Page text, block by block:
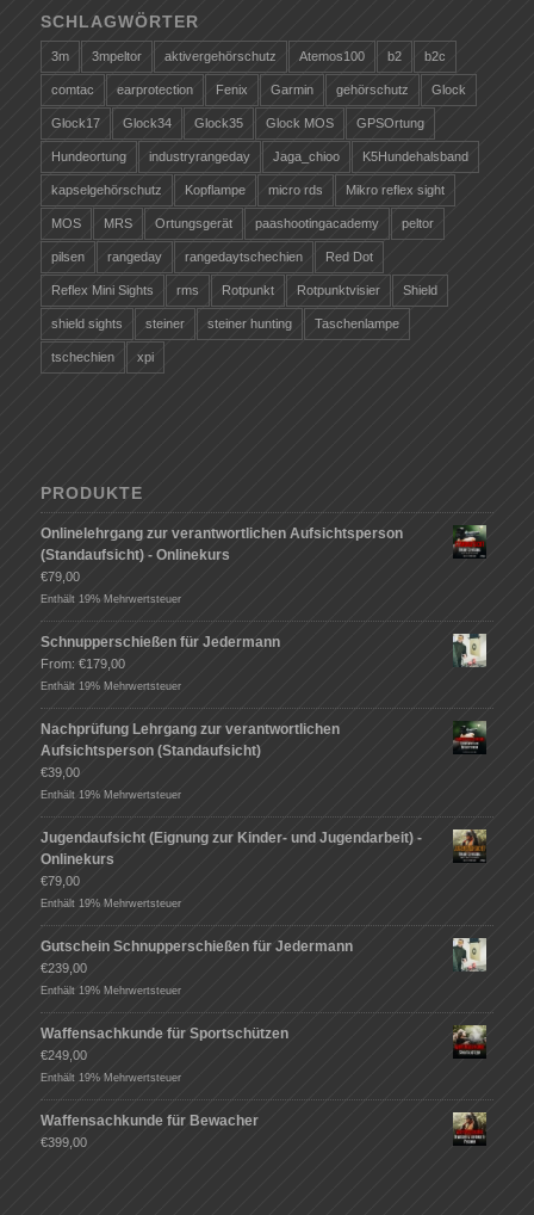
SCHLAGWÖRTER
3m 3mpeltor aktivergehörschutz Atemos100 b2 b2c
comtac earprotection Fenix Garmin gehörschutz Glock
Glock17 Glock34 Glock35 Glock MOS GPSOrtung
Hundeortung industryrangeday Jaga_chioo K5Hundehalsband
kapselgehörschutz Kopflampe micro rds Mikro reflex sight
MOS MRS Ortungsgerät paashootingacademy peltor
pilsen rangeday rangedaytschechien Red Dot
Reflex Mini Sights rms Rotpunkt Rotpunktvisier Shield
shield sights steiner steiner hunting Taschenlampe
tschechien xpi
PRODUKTE
Onlinelehrgang zur verantwortlichen Aufsichtsperson
(Standaufsicht) - Onlinekurs
€79,00
Enthält 19% Mehrwertsteuer
Schnupperschießen für Jedermann
From: €179,00
Enthält 19% Mehrwertsteuer
Nachprüfung Lehrgang zur verantwortlichen
Aufsichtsperson (Standaufsicht)
€39,00
Enthält 19% Mehrwertsteuer
Jugendaufsicht (Eignung zur Kinder- und Jugendarbeit) -
Onlinekurs
€79,00
Enthält 19% Mehrwertsteuer
Gutschein Schnupperschießen für Jedermann
€239,00
Enthält 19% Mehrwertsteuer
Waffensachkunde für Sportschützen
€249,00
Enthält 19% Mehrwertsteuer
Waffensachkunde für Bewacher
€399,00